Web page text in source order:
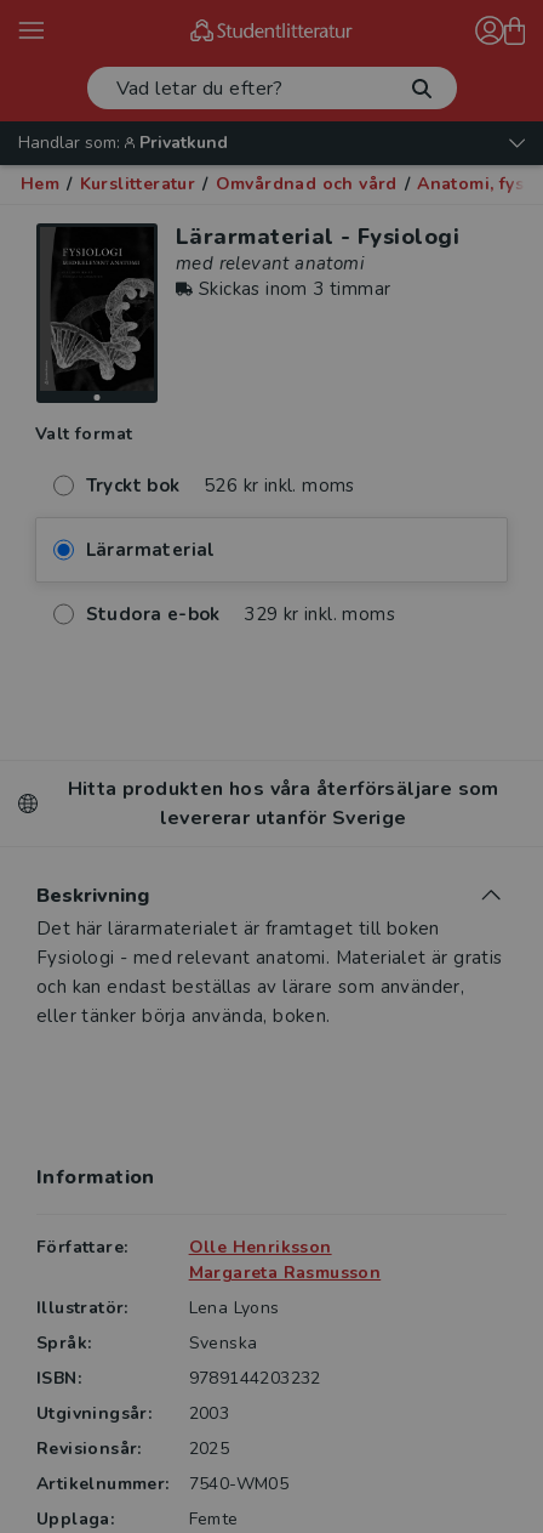
Handlar som:
Privatkund
Hem / Kurslitteratur / Omvårdnad och vård / Anatomi,
Lärarmaterial - Fysiologi
med relevant anatomi
Skickas inom 3 timmar
Valt format
Tryckt bok 526 kr inkl. moms
Lärarmaterial
Studora e-bok 329 kr inkl. moms
Hitta produkten hos våra återförsäljare som
levererar utanför Sverige
Beskrivning
Det här lärarmaterialet är framtaget till boken
Fysiologi - med relevant anatomi. Materialet är gratis
och kan endast beställas av lärare som använder,
eller tänker börja använda, boken.
Information
Författare:
Olle Henriksson
Margareta Rasmusson
Illustratör:
Lena Lyons
Språk:
Svenska
ISBN:
9789144203232
Utgivningsår:
2003
Revisionsår:
2025
Artikelnummer:
7540-WM05
Upplaga:
Femte